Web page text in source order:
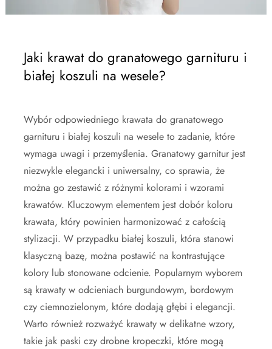
Jaki krawat do granatowego garnituru i
białej koszuli na wesele?
Wybór odpowiedniego krawata do granatowego
garnituru i białej koszuli na wesele to zadanie, które
wymaga uwagi i przemyślenia. Granatowy garnitur jest
niezwykle elegancki i uniwersalny, co sprawia, że
można go zestawić z różnymi kolorami i wzorami
krawatów. Kluczowym elementem jest dobór koloru
krawata, który powinien harmonizować z całością
stylizacji. W przypadku białej koszuli, która stanowi
klasyczną bazę, można postawić na kontrastujące
kolory lub stonowane odcienie. Popularnym wyborem
są krawaty w odcieniach burgundowym, bordowym
czy ciemnozielonym, które dodają głębi i elegancji.
Warto również rozważyć krawaty w delikatne wzory,
takie jak paski czy drobne kropeczki, które mogą